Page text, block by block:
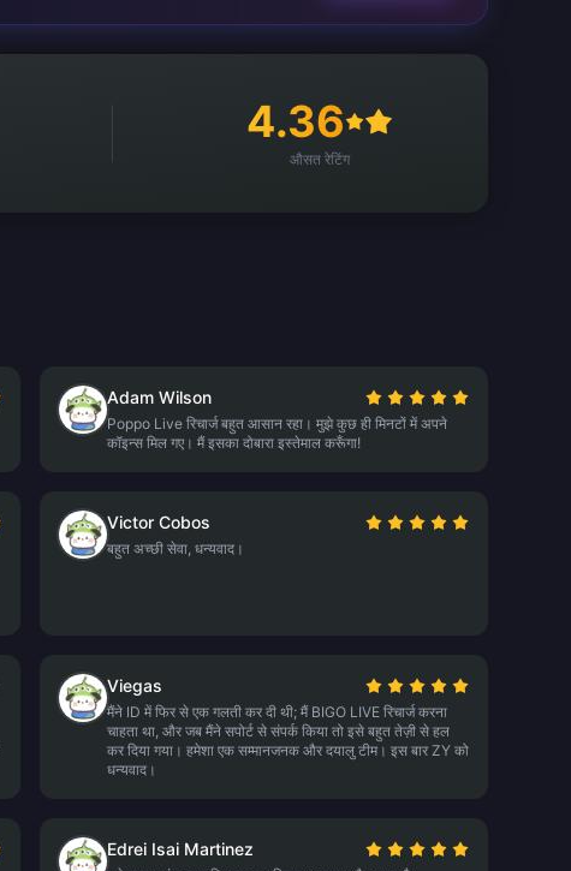
4.36
औसत रेटिंग
Adam Wilson
Poppo Live रिचार्ज बहुत आसान रहा। मुझे कुछ ही मिनटों में अपने
कॉइन्स मिल गए। मैं इसका दोबारा इस्तेमाल करूँगा!
Victor Cobos
बहुत अच्छी सेवा, धन्यवाद।
Viegas
मैंने ID में फिर से एक गलती कर दी थी; मैं BIGO LIVE रिचार्ज करना
चाहता था, और जब मैंने सपोर्ट से संपर्क किया तो इसे बहुत तेज़ी से हल
कर दिया गया। हमेशा एक सम्मानजनक और दयालु टीम। इस बार ZY को
धन्यवाद।
Edrei Isai Martinez